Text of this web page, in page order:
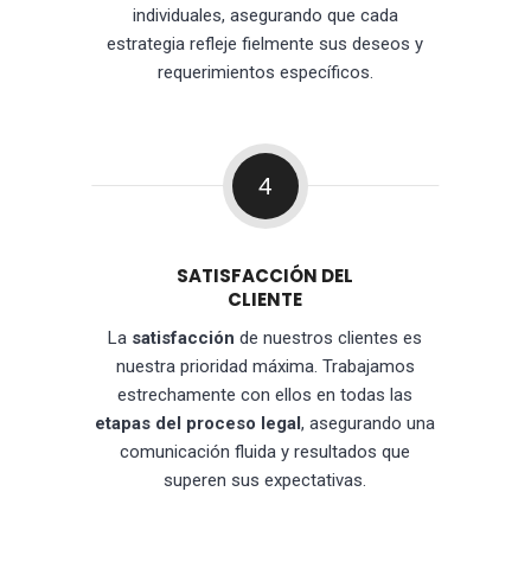
individuales, asegurando que cada
estrategia refleje fielmente sus deseos y
requerimientos específicos.
4
SATISFACCIÓN DEL
CLIENTE
La satisfacción de nuestros clientes es
nuestra prioridad máxima. Trabajamos
estrechamente con ellos en todas las
etapas del proceso legal, asegurando una
comunicación fluida y resultados que
superen sus expectativas.